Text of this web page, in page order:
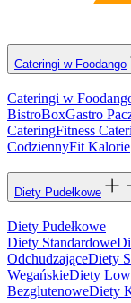
Cateringi w Foodango
Cateringi w
BistroBoxGastro
CateringFitness
CodziennyFit Kalorie
Diety Pudełkowe
Diety Pudełkowe
Diety Standardowe
OdchudzająceDiety
WegańskieDiety
BezglutenoweDiety